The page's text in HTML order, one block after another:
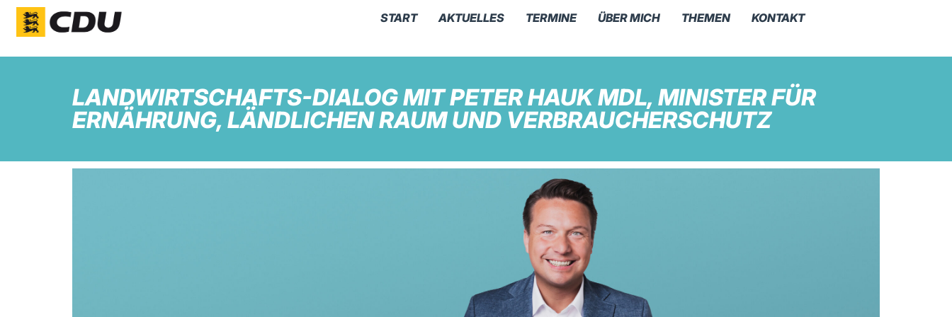
START AKTUELLES TERMINE ÜBER MICH THEMEN KONTAKT
LANDWIRTSCHAFTS-DIALOG MIT PETER HAUK MDL, MINISTER FÜR
ERNÄHRUNG, LÄNDLICHEN RAUM UND VERBRAUCHERSCHUTZ